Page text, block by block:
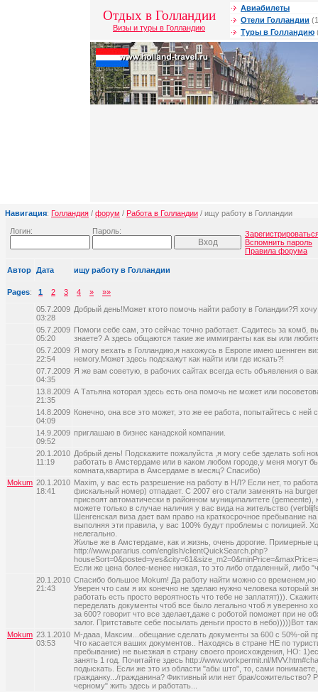
Отдых в Голландии
Визы и туры в Голландию
Авиабилеты
Отели Голландии
Туры в Голландию
Навигация: Голландия / форум / Работа в Голландии / ищу работу в Голландии
Логин: Пароль:
Вспомнить пароль
Правила форума
Автор Дата ищу работу в Голландии
Pages: 1 2 3 4 »
»»
05.7.2009
03:28
Добрый день!Может ктото помочь найти работу в Голандии?Я
05.7.2009
05:20
Помоги себе сам, это сейчас точно работает. Садитесь за комб,
знаете? А здесь общаются такие же иммигранты как вы или
05.7.2009
22:54
Я могу вехать в Голландию,я нахожусь в Европе имею шеннген
немогу.Может здесь подскажут как найти или где искать?!
07.7.2009
04:35
Я же вам советую, в рабочих сайтах всегда есть объявления о
13.8.2009
21:35
А Татьяна которая здесь есть она помочь не может или
14.8.2009
04:09
Конечно, она все это может, это же ее работа, попытайтесь с ней
14.9.2009
09:52
приглашаю в бизнес канадской компании.
20.1.2010
11:19
Добрый день! Подскажите пожалуйста ,я могу себе зделать sofi
работать в Амстердаме или в каком любом городе,у меня могут
комната,квартира в Амсердаме в месяц? Спасибо)
Mokum 20.1.2010
18:41
Maxim, у вас есть разрешение на работу в НЛ? Если нет, то
фискальный номер) отпадает. С 2007 его стали заменять на
присвоят автоматически в районном муниципалитете
можете только в случае наличия у вас вида на жительство
Шенгенская виза дает вам право на краткосрочное пребывание
выполняя эти правила, у вас 100% будут проблемы с полицией.
нелегально.
Жилье же в Амстердаме, как и жизнь, очень дорогие. Примерные
http://www.pararius.com/english/clientQuickSearch.php?
Если же цена более-менее низкая, то это либо отдаленный, либо
20.1.2010
21:43
Спасибо большое Mokum! Да работу найти можно со
Уверен что сам я их конечно не зделаю нужно человека который
работать есть просто вероятность что тебе не заплатят))).
переделать документы чтоб все было легально чтоб я уверенно
за 600? говорит что все зделает,даже с роботой поможет при не
залог. Притставьте себе посылать деньги просто в небо)))))Вот
Mokum 23.1.2010
03:53
М-дааа, Максим...обещание сделать документы за 600 с 50%-ой
Что касается ваших документов.. Находясь в стране НЕ по
пребывание) не выезжая в страну своего происхождения, НО:
занять 1 год. Почитайте здесь http://www.workpermit.nl/
подыскать. Если же это из области "абы што", то, сами
гражданку.../гражданина? Фиктивный или нет брак/
черному" жить здесь и работать...